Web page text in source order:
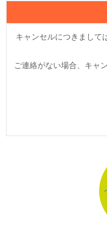
キャンセルにつきまして
ご連絡がない場合、キャ